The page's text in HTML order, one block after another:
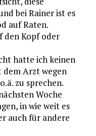
bei Rainer ist es
auf Raten.
den Kopf oder
hatte ich keinen
dem Arzt wegen
zu sprechen.
Woche
in wie weit es
auch für andere